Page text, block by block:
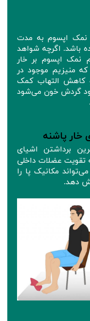
نمک اپسوم به مدت
باشد. اگرچه شواهد
نمک اپسوم بر خار
منیزیم موجود در
کاهش التهاب کمک
گردش خون می‌شود
خار پاشنه
برداشتن اشیای
تقویت عضلات داخلی
مکانیک پا را
دهد.